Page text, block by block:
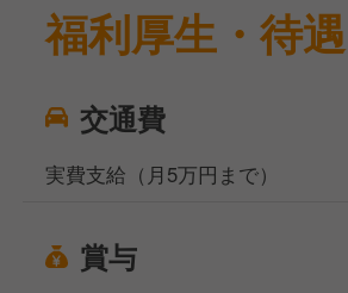
福利厚生・待遇
交通費
実費支給（月5万円まで）
賞与